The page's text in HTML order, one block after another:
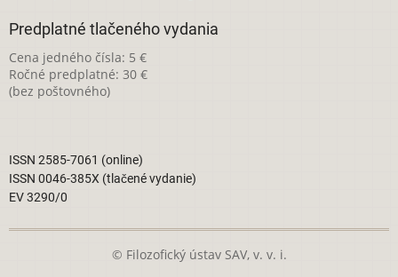
Predplatné tlačeného vydania
Cena jedného čísla: 5 €
Ročné predplatné: 30 €
(bez poštovného)
ISSN 2585-7061 (online)
ISSN 0046-385X (tlačené vydanie)
EV 3290/0
© Filozofický ústav SAV, v. v. i.